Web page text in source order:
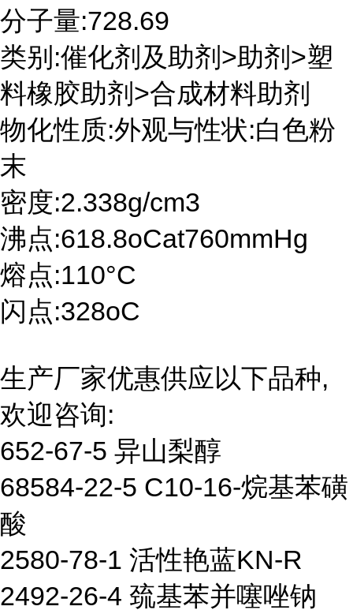
分子量:728.69
类别:催化剂及助剂>助剂>塑
料橡胶助剂>合成材料助剂
物化性质:外观与性状:白色粉
末
密度:2.338g/cm3
沸点:618.8oCat760mmHg
熔点:110°C
闪点:328oC
生产厂家优惠供应以下品种,
欢迎咨询:
652-67-5 异山梨醇
68584-22-5 C10-16-烷基苯磺
酸
2580-78-1 活性艳蓝KN-R
2492-26-4 巯基苯并噻唑钠